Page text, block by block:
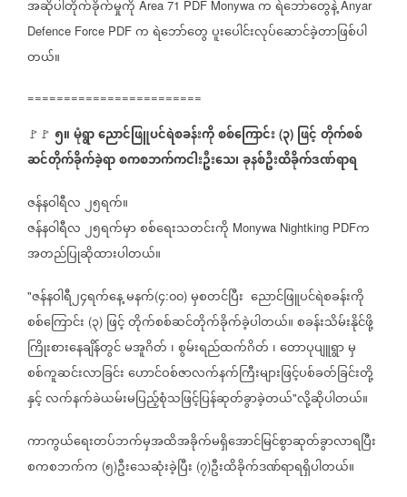
အဆိုပါတိုက်ခိုက်မှုကို Area 71 PDF Monywa ကရဲဘော်တွေနဲ့ Anyar
Defence Force PDF ကရဲဘော်တွေပူးပေါင်းလုပ်ဆောင်ခဲ့တာဖြစ်ပါ
တယ်။
========================
🚩🚩 ၅။မုံရွာညောင်ဖြူပင်ရဲစခန်းကိုစစ်ကြောင်း (၃) ဖြင့်တိုက်စစ်
ဆင်တိုက်ခိုက်ခဲ့ရာစကစဘက်ကငါးဦးသေ၊ခုနစ်ဦးထိခိုက်ဒဏ်ရာရ
ဇန်နဝါရီလ၂၅ရက်။
ဇန်နဝါရီလ၂၅ရက်မှာစစ်ရေးသတင်းကို Monywa Nightking PDFက
အတည်ပြုဆိုထားပါတယ်။
"ဇန်နဝါရီ၂၄ရက်နေ့မနက်(၄:၀၀) မှစတင်ပြီး ညောင်ဖြူပင်ရဲစခန်းကို
စစ်ကြောင်း (၃) ဖြင့်တိုက်စစ်ဆင်တိုက်ခိုက်ခဲ့ပါတယ်။စခန်းသိမ်းနိုင်ဖို့
ကြိုးစား‌နေချိန်တွင်မအူဂိတ် ၊စွမ်းရည်ထက်ဂိတ် ၊တောပုပျူရွာမှ
စစ်ကူဆင်းလာခြင်းဟောင်ဝစ်ဇာလက်နက်ကြီးများဖြင့်ပစ်ခတ်ခြင်းတို့
နှင့်လက်နက်ခဲယမ်းမပြည့်စုံသဖြင့်ပြန်ဆုတ်ခွာခဲ့တယ်"လို့ဆိုပါတယ်။
ကာကွယ်ရေးတပ်ဘက်မှအထိအခိုက်မရှိအောင်မြင်စွာဆုတ်ခွာလာရပြီး
စကစဘက်က (၅)ဦးသေဆုံးခဲ့ပြီး (၇)ဦးထိခိုက်ဒဏ်ရာရရှိပါတယ်။